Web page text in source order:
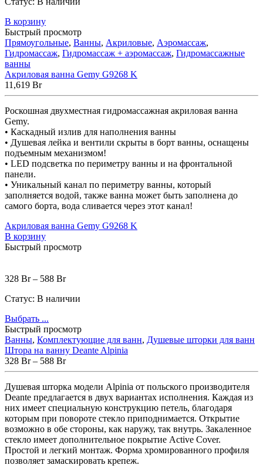
В корзину
Быстрый просмотр
Прямоугольные, Ванны, Акриловые, Аэромассаж,
Гидромассаж, Гидромассаж + аэромассаж, Гидромассажные
ванны
Акриловая ванна Gemy G9268 K
11,619 Br
Роскошная двухместная гидромассажная акриловая ванна
Gemy.
• Каскадный излив для наполнения ванны
• Душевая лейка и вентили скрыты в борт ванны, оснащены
подъемным механизмом!
• LED подсветка по периметру ванны и на фронтальной
панели.
• Уникальный канал по периметру ванны, который
заполняется водой, также ванна может быть заполнена до
самого борта, вода сливается через этот канал!
Акриловая ванна Gemy G9268 K
В корзину
Быстрый просмотр
328 Br– 588 Br
Статус: В наличии
Выбрать ...
Быстрый просмотр
Ванны, Комплектующие для ванн, Душевые шторки для ванн
Штора на ванну Deante Alpinia
328 Br– 588 Br
Душевая шторка модели Alpinia от польского производителя
Deante предлагается в двух вариантах исполнения. Каждая из
них имеет специальную конструкцию петель, благодаря
которым при повороте стекло приподнимается. Открытие
возможно в обе стороны, как наружу, так внутрь. Закаленное
стекло имеет дополнительное покрытие Active Cover.
Простой и легкий монтаж. Форма хромированного профиля
позволяет замаскировать крепеж.